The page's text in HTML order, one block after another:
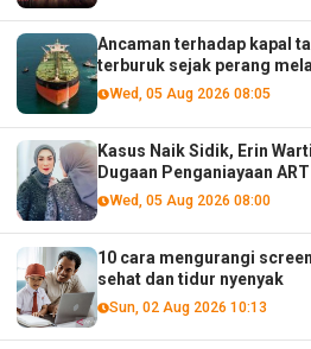
Ancaman terhadap kapal
terburuk sejak perang
menurut analis
Wed, 05 Aug 2026 08:05
Kasus Naik Sidik, Erin
Dugaan Penganiayaan ART
Wed, 05 Aug 2026 08:00
10 cara mengurangi
sehat dan tidur nyenyak
Sun, 02 Aug 2026 10:13